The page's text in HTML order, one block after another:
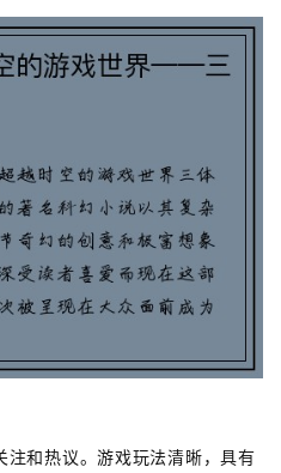
和热议。游戏玩法清晰，具有